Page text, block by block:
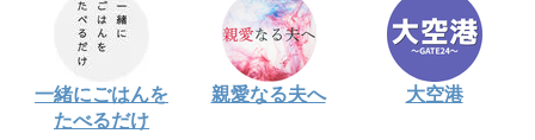
一緒にごはんを
たべるだけ
親愛なる夫へ 大空港